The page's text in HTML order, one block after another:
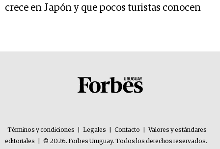
crece en Japón y que pocos turistas conocen
Términos y condiciones Legales Contacto
Valores y estándares
editoriales
© 2026. Forbes Uruguay. Todos los derechos reservados.